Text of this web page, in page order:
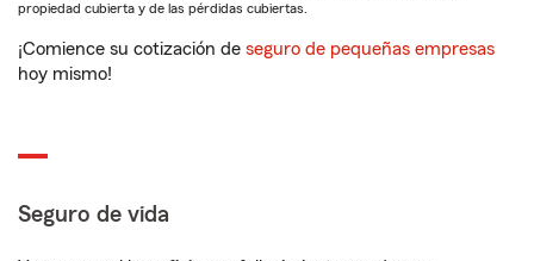
propiedad cubierta y de las pérdidas cubiertas.
¡Comience su cotización de seguro de pequeñas empresas
hoy mismo!
Seguro de vida